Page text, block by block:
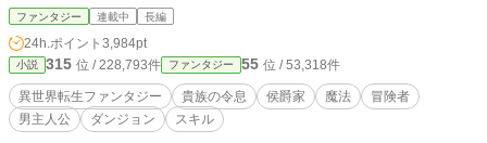
キルとなる。 「おいおい、あんまり糸を嘗めるんじゃねぇぞ」 少々強気な性格
を崩さず、英二は己が生きたい道を行く。
ファンタジー 連載中 長編
24h.ポイント 3,984pt
小説 315 位 / 228,793件 ファンタジー 55 位 / 53,318件
異世界転生ファンタジー 貴族の令息 侯爵家 魔法
冒険者
男主人公
ダンジョン スキル